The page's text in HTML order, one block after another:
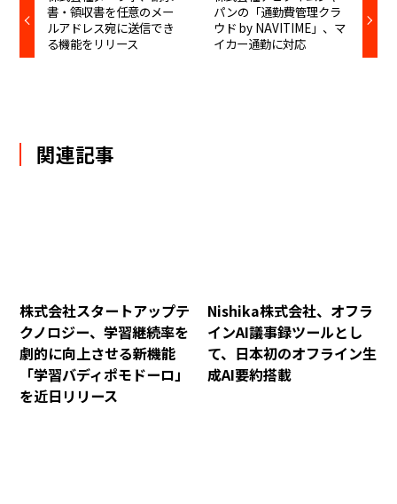
書・領収書を任意のメー
ルアドレス宛に送信でき
る機能をリリース
パンの「通勤費管理クラ
ウド by NAVITIME」、マ
イカー通勤に対応
関連記事
株式会社スタートアップテ
クノロジー、学習継続率を
劇的に向上させる新機能
「学習バディポモドーロ」
を近日リリース
Nishika株式会社、オフラ
インAI議事録ツールとし
て、日本初のオフライン生
成AI要約搭載